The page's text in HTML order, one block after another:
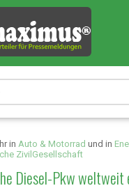
in Auto & Motorrad und in
ZivilGesellschaft
Diesel-Pkw